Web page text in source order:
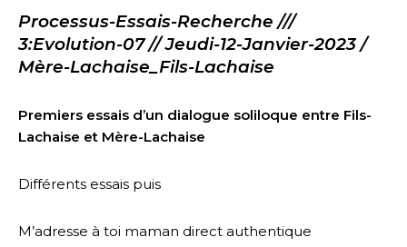
Processus-Essais-Recherche ///
3:Evolution-07 // Jeudi-12-Janvier-2023 /
Mère-Lachaise_Fils-Lachaise
Premiers essais d’un dialogue soliloque entre Fils-
Lachaise et Mère-Lachaise
Différents essais puis
M’adresse à toi maman direct authentique